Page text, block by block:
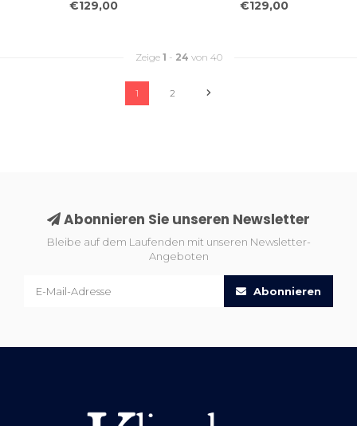
mit Füllung
€129,00
mit Füllung
€129,00
Zeige 1 - 24 von 40
1 2
Abonnieren Sie unseren Newsletter
Bleibe auf dem Laufenden mit unseren Newsletter-
Angeboten
Abonnieren